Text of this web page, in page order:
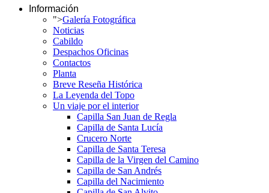
Información
">Galería Fotográfica
Noticias
Cabildo
Despachos Oficinas
Contactos
Planta
Breve Reseña Histórica
La Leyenda del Topo
Un viaje por el interior
Capilla San Juan de Regla
Capilla de Santa Lucía
Crucero Norte
Capilla de Santa Teresa
Capilla de la Virgen del Camino
Capilla de San Andrés
Capilla del Nacimiento